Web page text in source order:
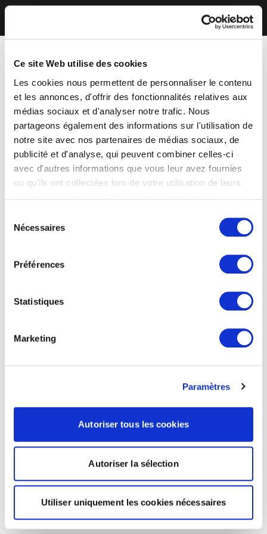
Ce site Web utilise des cookies
Les cookies nous permettent de personnaliser le contenu
et les annonces, d'offrir des fonctionnalités relatives aux
médias sociaux et d'analyser notre trafic. Nous
partageons également des informations sur l'utilisation de
notre site avec nos partenaires de médias sociaux, de
publicité et d'analyse, qui peuvent combiner celles-ci
avec d'autres informations que vous leur avez fournies
ou qu'ils ont collectées lors de votre utilisation de leurs
Nécessaires
Préférences
Statistiques
Marketing
Paramètres
Autoriser tous les cookies
Autoriser la sélection
Utiliser uniquement les cookies nécessaires